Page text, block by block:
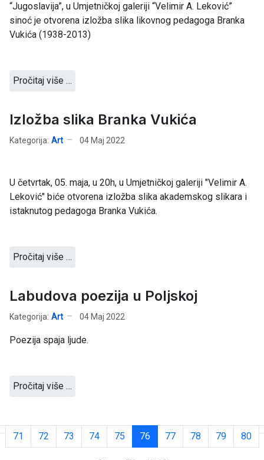
“Jugoslavija”, u Umjetničkoj galeriji “Velimir A. Leković”
sinoć je otvorena izložba slika likovnog pedagoga Branka
Vukića (1938-2013)
Pročitaj više …
Izložba slika Branka Vukića
Kategorija: Art 04 Maj 2022
U četvrtak, 05. maja, u 20h, u Umjetničkoj galeriji "Velimir A.
Leković" biće otvorena izložba slika akademskog slikara i
istaknutog pedagoga Branka Vukića.
Pročitaj više …
Labudova poezija u Poljskoj
Kategorija: Art 04 Maj 2022
Poezija spaja ljude.
Pročitaj više …
71 72 73 74 75 76 77 78 79 80